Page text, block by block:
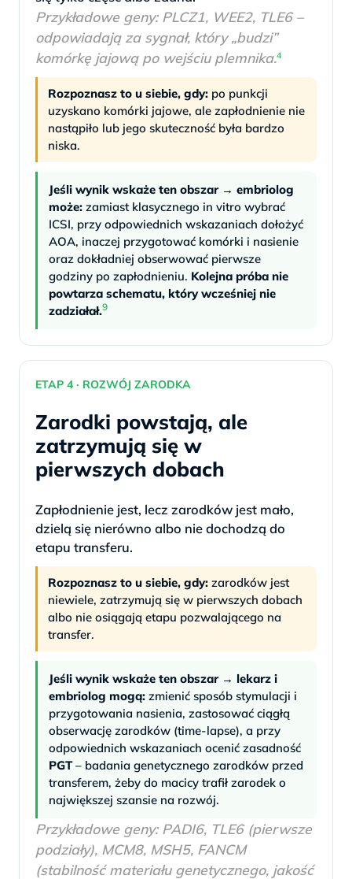
Przykładowe geny: PLCZ1, WEE2, TLE6 –
odpowiadają za sygnał, który „budzi”
komórkę jajową po wejściu plemnika.4
Rozpoznasz to u siebie, gdy: po punkcji
uzyskano komórki jajowe, ale zapłodnienie nie
nastąpiło lub jego skuteczność była bardzo
niska.
Jeśli wynik wskaże ten obszar → embriolog
może: zamiast klasycznego in vitro wybrać
ICSI, przy odpowiednich wskazaniach dołożyć
AOA, inaczej przygotować komórki i nasienie
oraz dokładniej obserwować pierwsze
godziny po zapłodnieniu. Kolejna próba nie
powtarza schematu, który wcześniej nie
zadziałał.9
ETAP 4 · ROZWÓJ ZARODKA
Zarodki powstają, ale
zatrzymują się w
pierwszych dobach
Zapłodnienie jest, lecz zarodków jest mało,
dzielą się nierówno albo nie dochodzą do
etapu transferu.
Rozpoznasz to u siebie, gdy: zarodków jest
niewiele, zatrzymują się w pierwszych dobach
albo nie osiągają etapu pozwalającego na
transfer.
Jeśli wynik wskaże ten obszar → lekarz i
embriolog mogą: zmienić sposób stymulacji i
przygotowania nasienia, zastosować ciągłą
obserwację zarodków (time-lapse), a przy
odpowiednich wskazaniach ocenić zasadność
PGT– badania genetycznego zarodków przed
transferem, żeby do macicy trafił zarodek o
największej szansie na rozwój.
Przykładowe geny: PADI6, TLE6 (pierwsze
podziały), MCM8, MSH5, FANCM
(stabilność materiału genetycznego, jakość